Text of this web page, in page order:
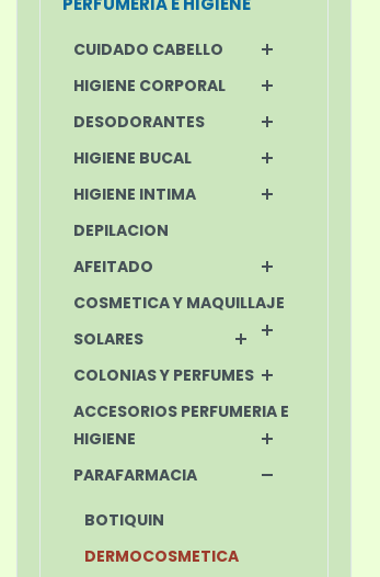
CUIDADO CABELLO
HIGIENE CORPORAL
DESODORANTES
HIGIENE BUCAL
HIGIENE INTIMA
DEPILACION
AFEITADO
COSMETICA Y MAQUILLAJE
SOLARES
COLONIAS Y PERFUMES
ACCESORIOS PERFUMERIA E
HIGIENE
PARAFARMACIA
BOTIQUIN
DERMOCOSMETICA